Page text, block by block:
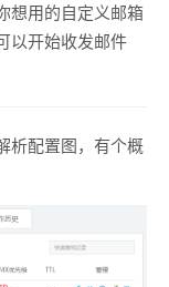
想用的自定义邮箱
以开始收发邮件
析配置图，有个概